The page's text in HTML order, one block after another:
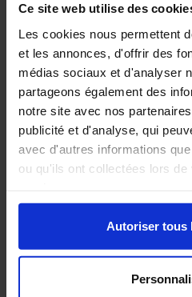
Ce site web utilise des
Les cookies nous permettent
et les annonces, d'offrir des
médias sociaux et d'analyser
partageons également des
notre site avec nos
publicité et d'analyse, qui
avec d'autres informations
ou qu'ils ont collectées lors
Autoriser tous
DEMANDE
Produits Associés: